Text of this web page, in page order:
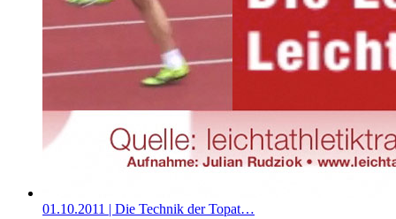
01.10.2011 | Die Technik der Topat…